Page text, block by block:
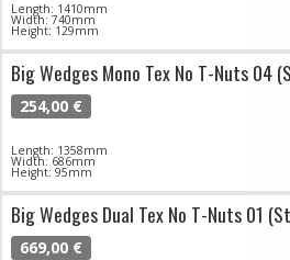
Length: 1410mm
Width: 740mm
Height: 129mm
Big Wedges Mono Tex No T-Nuts 04
254,00 €
Length: 1358mm
Width: 686mm
Height: 95mm
Big Wedges Dual Tex No T-Nuts 01
669,00 €